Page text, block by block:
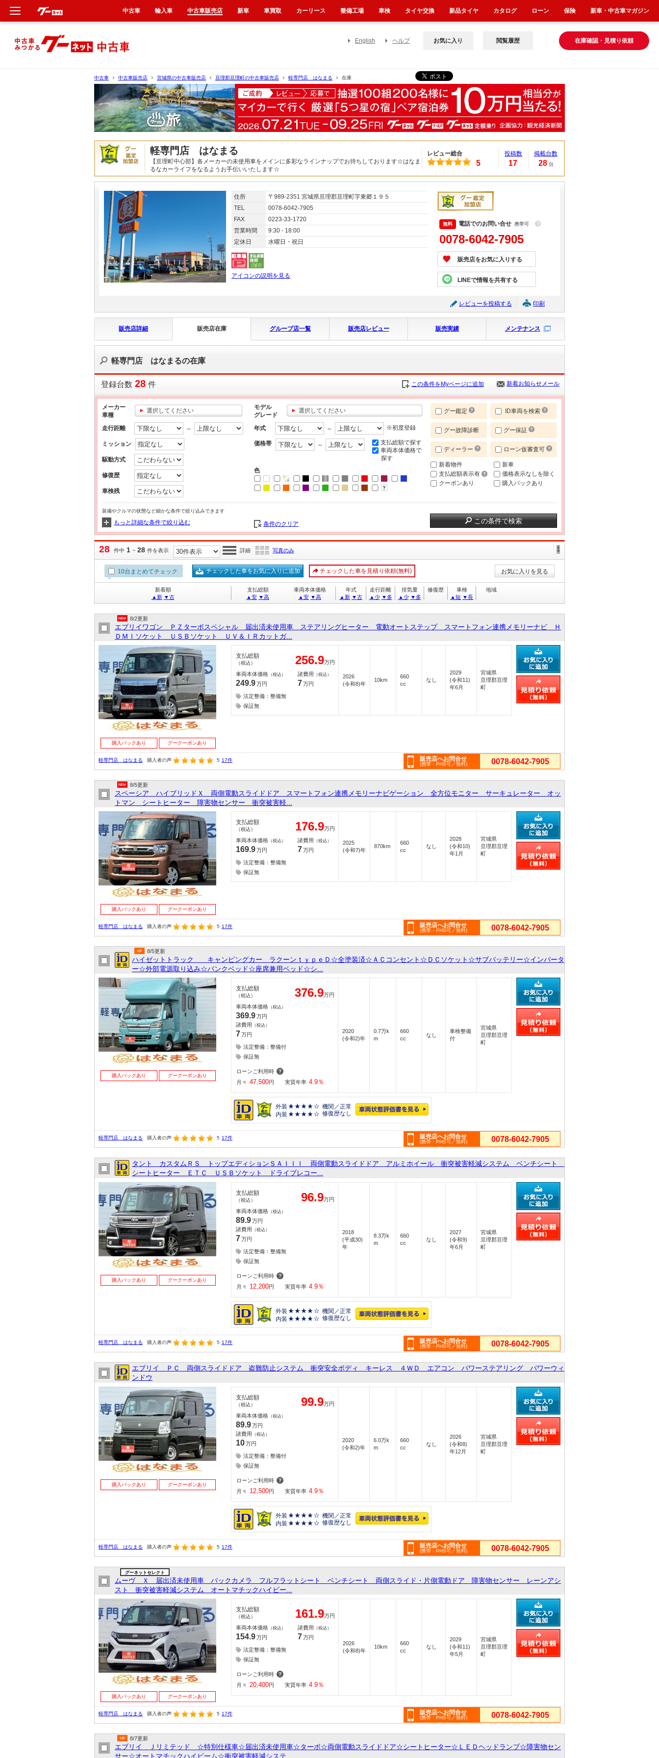
English ヘルプ 在庫確認・見積り依頼
お気に入り 閲覧履歴
中古車 中古車販売店 宮城県の中古車販売店 亘理郡亘理町の中古車販売店 軽専門店 はなまる 在庫
軽専門店 はなまる
【亘理町中心部】各メーカーの未使用車をメインに多彩なラインナップでお待ちしております☆はなま
るなカーライフをなるようお手伝いいたします☆
レビュー総合
5
投稿数
17
掲載台数
28 台
住所
〒989-2351 宮城県亘理郡亘理町字東郷１９５
TEL
0078-6042-7905
FAX
0223-33-1720
営業時間
9:30 - 18:00
定休日
水曜日・祝日
アイコンの説明を見る
電話でのお問い合せ 携帯可 ？
0078-6042-7905
販売店をお気に入りする
LINEで情報を共有する
レビューを投稿する 印刷
販売店詳細 販売店在庫 グループ店一覧 販売店レビュー 販売実績 メンテナンス
軽専門店 はなまるの在庫
登録台数 28 件 この条件をMyページに追加 新着お知らせメール
メーカー
車種
選択してください
モデル
グレード
選択してください
走行距離 ～
ミッション
駆動方式
修復歴
車検残
年式 ～ ※初度登録
価格帯 ～
支払総額で探す
車両本体価格で
探す
色
グー鑑定 ID車両を検索
グー故障診断 グー保証
ディーラー ローン仮審査可
新着物件
支払総額表示有
クーポンあり
新車
価格表示なしを除く
購入パックあり
装備やクルマの状態など細かな条件で絞り込みできます
もっと詳細な条件で絞り込む 条件のクリア この条件で検索
28 件中 1 ~ 28 件を表示 詳細 写真のみ 1
10台まとめてチェック チェックした車をお気に入りに追加 チェックした車を見積り依頼(無料) お気に入りを見る
新着順
▲新 ▼古
支払総額
▲安 ▼高
車両本体価格
▲安 ▼高
年式
▲新 ▼古
走行距離
▲少 ▼多
排気量
▲少 ▼多
修復歴
車検
▲短 ▼長
地域
8/2更新
エブリイワゴン ＰＺターボスペシャル 届出済未使用車 ステアリングヒーター 電動オートステップ スマートフォン連携メモリーナビ Ｈ
ＤＭＩソケット ＵＳＢソケット ＵＶ＆ＩＲカットガ...
購入パックあり グークーポンあり
支払総額
（税込） 256.9万円
車両本体価格 （税込）
249.9万円
諸費用 （税込）
7万円
法定整備：整備無
保証無
2026
(令和8)年
10km
660
cc
なし
2029
(令和11)
年6月
宮城県
亘理郡亘理
町
軽専門店 はなまる 購入者の声 5 17件 販売店へお問合せ
(携帯・PHS可／無料) 0078-6042-7905
8/5更新
スペーシア ハイブリッドＸ 両側電動スライドドア スマートフォン連携メモリーナビゲーション 全方位モニター サーキュレーター オッ
トマン シートヒーター 障害物センサー 衝突被害軽...
購入パックあり グークーポンあり
支払総額
（税込） 176.9万円
車両本体価格 （税込）
169.9万円
諸費用 （税込）
7万円
法定整備：整備無
保証無
2025
(令和7)年
870km
660
cc
なし
2028
(令和10)
年1月
宮城県
亘理郡亘理
町
軽専門店 はなまる 購入者の声 5 17件 販売店へお問合せ
(携帯・PHS可／無料) 0078-6042-7905
8/5更新
ハイゼットトラック キャンピングカー ラクーンｔｙｐｅＤ☆全塗装済☆ＡＣコンセント☆ＤＣソケット☆サブバッテリー☆インバータ
ー☆外部電源取り込み☆バンクベッド☆座席兼用ベッド☆シ...
購入パックあり グークーポンあり
支払総額
（税込） 376.9万円
車両本体価格 （税込）
369.9万円
諸費用 （税込）
7万円
法定整備：整備付
保証無
ローンご利用時
月々 47,500円 実質年率 4.9％
2020
(令和2)年
0.7万k
m
660
cc
なし
車検整備
付
宮城県
亘理郡亘理
町
外装
内装
機関／正常
修復歴なし
軽専門店 はなまる 購入者の声 5 17件 販売店へお問合せ
(携帯・PHS可／無料) 0078-6042-7905
タント カスタムＲＳ トップエディションＳＡＩＩＩ 両側電動スライドドア アルミホイール 衝突被害軽減システム ベンチシート
シートヒーター ＥＴＣ ＵＳＢソケット ドライブレコー...
購入パックあり グークーポンあり
支払総額
（税込） 96.9万円
車両本体価格 （税込）
89.9万円
諸費用 （税込）
7万円
法定整備：整備無
保証無
ローンご利用時
月々
12,200円 実質年率 4.9％
2018
(平成30)
年
8.3万k
m
660
cc
なし
2027
(令和9)
年6月
宮城県
亘理郡亘理
町
外装
内装
機関／正常
修復歴なし
軽専門店 はなまる 購入者の声 5 17件 販売店へお問合せ
(携帯・PHS可／無料) 0078-6042-7905
エブリイ ＰＣ 両側スライドドア 盗難防止システム 衝突安全ボディ キーレス ４ＷＤ エアコン パワーステアリング パワーウィ
ンドウ
購入パックあり グークーポンあり
支払総額
（税込） 99.9万円
車両本体価格 （税込）
89.9万円
諸費用
（税込）
10万円
法定整備：整備付
保証無
ローンご利用時
月々
12,500円 実質年率 4.9％
2020
(令和2)年
6.0万k
m
660
cc
なし
2026
(令和8)
年12月
宮城県
亘理郡亘理
町
外装
内装
機関／正常
修復歴なし
軽専門店 はなまる 購入者の声 5 17件 販売店へお問合せ
(携帯・PHS可／無料) 0078-6042-7905
グーネットセレクト
ムーヴ Ｘ 届出済未使用車 バックカメラ フルフラットシート ベンチシート 両側スライド・片側電動ドア 障害物センサー レーンアシ
スト 衝突被害軽減システム オートマチックハイビー...
購入パックあり グークーポンあり
支払総額
（税込） 161.9万円
車両本体価格 （税込）
154.9万円
諸費用 （税込）
7万円
法定整備：整備無
保証無
ローンご利用時
月々 20,400円 実質年率 4.9％
2026
(令和8)年
10km
660
cc
なし
2029
(令和11)
年5月
宮城県
亘理郡亘理
町
軽専門店 はなまる 購入者の声 5 17件 販売店へお問合せ
(携帯・PHS可／無料) 0078-6042-7905
8/7更新
エブリイ Ｊリミテッド ☆特別仕様車☆届出済未使用車☆ターボ☆両側電動スライドドア☆シートヒーター☆ＬＥＤヘッドランプ☆障害物セン
サー☆オートマチックハイビーム☆衝突被害軽減システ...
中古車 輸入車 中古車販売店 新車 車買取 カーリース 整備工場 車検 タイヤ交換 新品タイヤ カタログ ローン 保険 新車・中古車マガジン
新車